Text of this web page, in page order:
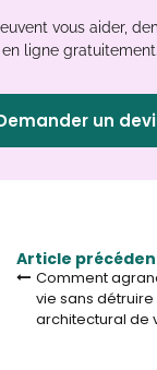
vous aider,
en ligne gratuitement.
un
Article
Comment
vie sans
architectural de